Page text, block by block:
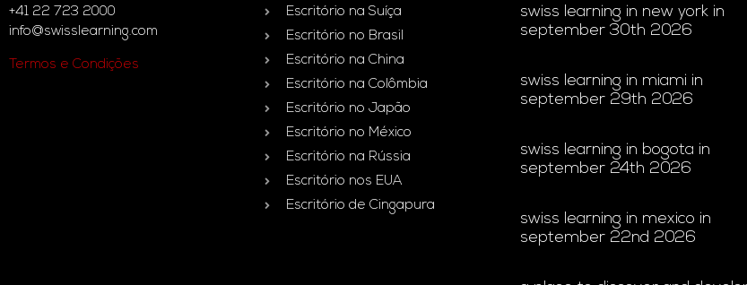
+41 22 723 2000
info@swisslearning.com
Termos e Condições
Escritório na Suíça
Escritório no Brasil
Escritório na China
Escritório na Colômbia
Escritório no Japão
Escritório no México
Escritório na Rússia
Escritório nos EUA
Escritório de Cingapura
swiss learning in new york in
september 30th 2026
swiss learning in miami in
september 29th 2026
swiss learning in bogota in
september 24th 2026
swiss learning in mexico in
september 22nd 2026